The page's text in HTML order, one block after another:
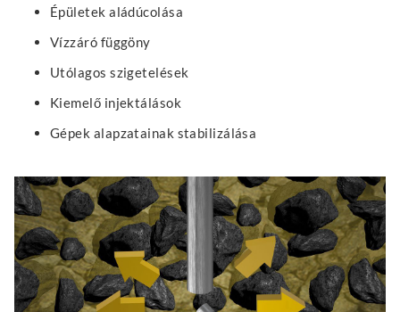
Épületek aládúcolása
Vízzáró függöny
Utólagos szigetelések
Kiemelő injektálások
Gépek alapzatainak stabilizálása